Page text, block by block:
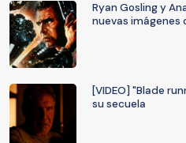
Ryan Gosling y
nuevas imágenes
[VIDEO] "Blade
su secuela